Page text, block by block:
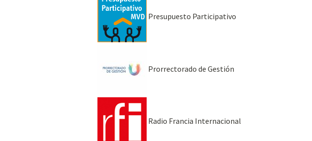
Presupuesto Participativo
Prorrectorado de Gestión
Radio Francia Internacional